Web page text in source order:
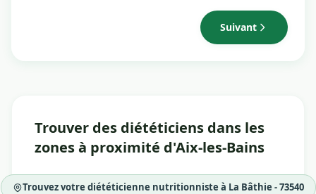
Suivant
Trouver des diététiciens dans les
zones à proximité d'Aix-les-Bains
Trouvez votre diététicienne nutritionniste à La Bâthie - 73540